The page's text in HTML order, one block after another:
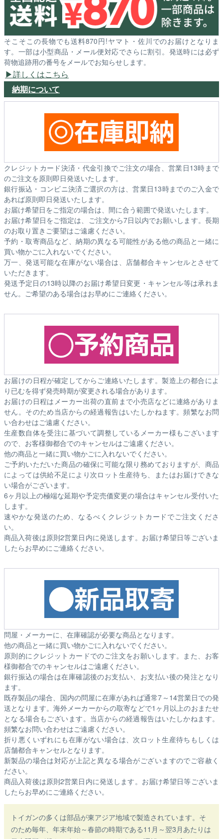
そこそこの長物でも送料870円!ヤマト・佐川でのお届けとなりま
す。一部は小型商品・メール便対応でさらに割引。発送時には必ず
荷物追跡用の番号をメールでお知らせします。
詳しくはこちら
納期について
クレジットカード決済・代金引換でご注文の場合、営業日13時まで
のご注文を原則即日発送いたします。
銀行振込・コンビニ決済ご選択の方は、営業日13時までのご入金で
あれば原則即日発送いたします。
お届け希望日をご指定の場合は、間に合う範囲で発送いたします。
お届け希望日をご指定は、ご注文から7日以内でお願いします。長期
のお取り置きご要望はご遠慮ください。
予約・取寄商品など、納期の異なる可能性がある他の商品と一緒に
買い物かごに入れないでください。
万一、発送可能な在庫がない場合は、店舗都合キャンセルとさせて
いただきます。
発送予定日の13時以降のお届け希望日変更・キャンセル等は承れま
せん。ご希望のある場合はお早めにご連絡ください。
お届けの日程が確定してからご連絡いたします。製造上の都合によ
り已むを得ず発売時期が変更される場合があります。
お届けの日程はメーカー出荷の直前まで小売店などに連絡がありま
せん。そのため当店からの経過報告はいたしかねます。頻繁なお問
い合わせはご遠慮ください。
生産数自体を受注に基づいて調整しているメーカー様もございます
ので、お客様御都合でのキャンセルはご遠慮ください。
他の商品と一緒に買い物かごに入れないでください。
ご予約いただいた商品の確保に可能な限り務めておりますが、商品
によっては供給不足により次ロット生産待ち、またはお届けできな
い場合がございます。
6ヶ月以上の極端な延期や予定売価変更の場合はキャンセル受付いた
します。
速やかな発送のため、なるべくクレジットカードでご注文くださ
い。
商品入荷後は原則2営業日内に発送します。お届け希望日等ございま
したらお早めにご連絡ください。
問屋・メーカーに、在庫確認が必要な商品となります。
他の商品と一緒に買い物かごに入れないでください。
原則的にクレジットカードでのご注文をお願いします。また、お客
様御都合でのキャンセルはご遠慮ください。
銀行振込の場合は在庫確認後のお支払い、お支払い後の発注となり
ます。
既存製品の場合、国内の問屋に在庫があれば通常7～14営業日での発
送となります。海外メーカーからの取寄などで1ヶ月以上のおまたせ
となる場合もございます。 当店からの経過報告はいたしかねます。
頻繁なお問い合わせはご遠慮ください。
折り悪くいずれにも在庫がない場合は、次ロット生産待ちもしくは
店舗都合キャンセルとなります。
新製品の場合は対応が上記と異なる場合がございますのでご容赦く
ださい。
商品入荷後は原則2営業日内に発送します。お届け希望日等ございま
したらお早めにご連絡ください。
トイガンの多くは部品が東アジア地域で製造されています。そ
のため毎年、年末年始～春節の時期である11月～翌3月あたりは